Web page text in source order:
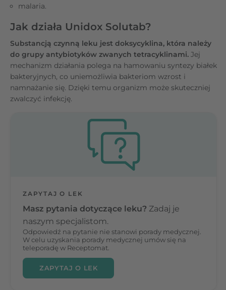
malaria.
Jak działa Unidox Solutab?
Substancją czynną leku jest doksycyklina, która należy
do grupy antybiotyków zwanych tetracyklinami. Jej
mechanizm działania polega na hamowaniu syntezy białek
bakteryjnych, co uniemożliwia bakteriom wzrost i
namnażanie się. Dzięki temu organizm może skuteczniej
zwalczyć infekcję.
ZAPYTAJ O LEK
Masz pytania dotyczące leku? Zadaj je
naszym specjalistom.
Odpowiedź na pytanie nie stanowi porady medycznej.
W celu uzyskania porady medycznej umów się na
teleporadę w Receptomat.
ZAPYTAJ O LEK